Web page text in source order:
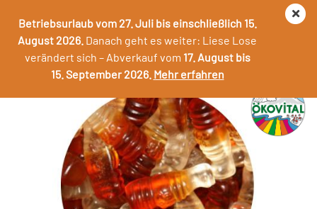
Betriebsurlaub vom 27. Juli bis einschließlich 15.
August 2026. Danach geht es weiter: Liese Lose
verändert sich – Abverkauf vom 17. August bis
15. September 2026. Mehr erfahren
Fruchtgummi COLA-BOTTLES